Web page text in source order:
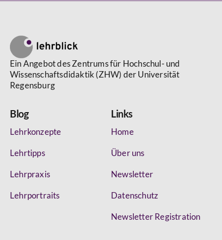
Ein Angebot des Zentrums für Hochschul- und
Wissenschaftsdidaktik (ZHW) der Universität
Regensburg
Blog
Lehrkonzepte
Lehrtipps
Lehrpraxis
Lehrportraits
Links
Home
Über uns
Newsletter
Datenschutz
Newsletter Registration